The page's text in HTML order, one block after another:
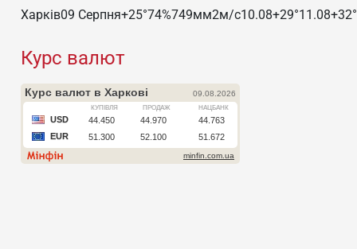
Харків09 Серпня+25°74%749мм2м/c10.08+29°11.08+32°
Курс валют